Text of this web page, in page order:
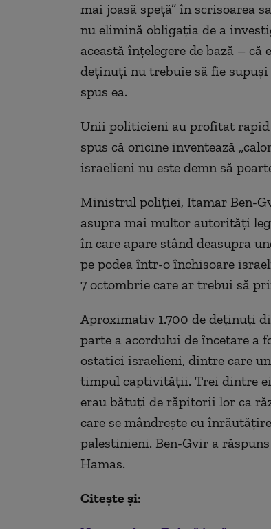
mai joasă speţă” în scrisoarea
nu elimină obligaţia de a
această înţelegere de bază –
deţinuţi nu trebuie să fie
spus ea.
Unii politicieni au profitat rapid
spus că oricine inventează
israelieni nu este demn să
Ministrul poliţiei, Itamar Ben-
asupra mai multor autorităţi
în care apare stând deasupra
pe podea într-o închisoare
7 octombrie care ar trebui să
Aproximativ 1.700 de deţinuţi
parte a acordului de încetare a
ostatici israelieni, dintre care
timpul captivităţii. Trei dintre ei
erau bătuţi de răpitorii lor ca
care se mândreşte cu
palestinieni. Ben-Gvir a
Hamas.
Citește și: